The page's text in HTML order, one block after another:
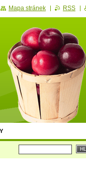
Mapa stránek RSS